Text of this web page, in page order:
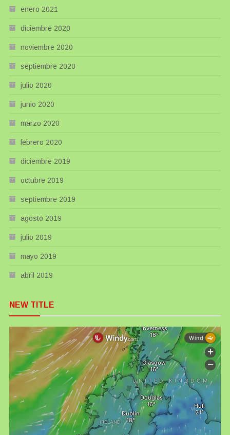
enero 2021
diciembre 2020
noviembre 2020
septiembre 2020
julio 2020
junio 2020
marzo 2020
febrero 2020
diciembre 2019
octubre 2019
septiembre 2019
agosto 2019
julio 2019
mayo 2019
abril 2019
NEW TITLE